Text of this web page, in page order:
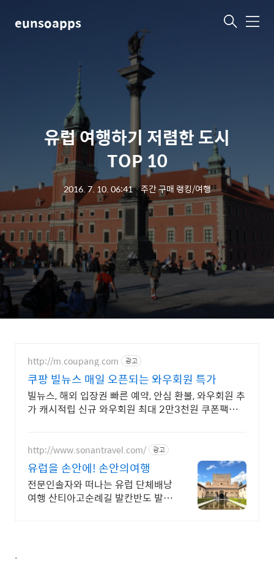
eunsoapps 메
유럽 여행하기 저렴한 도시
TOP 10
2016. 7. 10. 06:41ㆍ주간 구매 랭킹/여행
http://m.coupang.com 광고
쿠팡 빌뉴스 매일 오픈되는 와우회원 특가
빌뉴스, 해외 입장권 빠른 예약, 안심 환불, 와우회원 추
가 캐시적립 신규 와우회원 최대 2만3천원 쿠폰팩
http://www.sonantravel.com/ 광고
유럽을 손안에! 손안의여행
전문인솔자와 떠나는 유럽 단체배낭
여행 산티아고순례길 발칸반도 발틱
.